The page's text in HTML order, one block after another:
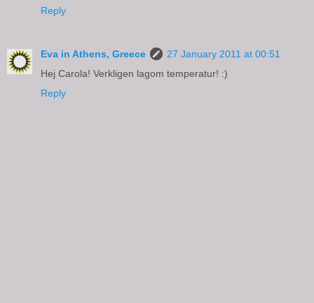
Reply
Eva in Athens, Greece
27 January 2011 at 00:51
Hej Carola! Verkligen lagom temperatur! :)
Reply